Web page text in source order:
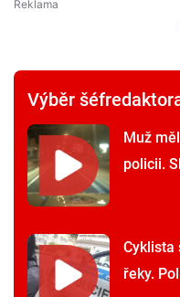
Výběr
Muž
policii.
Cyklista
řeky.